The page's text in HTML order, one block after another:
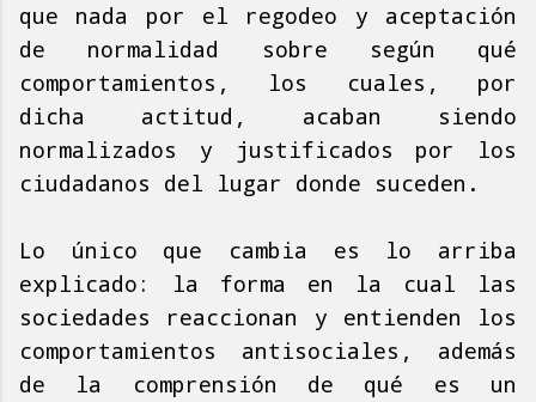
que nada por el regodeo y aceptación
de normalidad sobre según qué
comportamientos, los cuales, por
dicha actitud, acaban siendo
normalizados y justificados por los
ciudadanos del lugar donde suceden.
Lo único que cambia es lo arriba
explicado: la forma en la cual las
sociedades reaccionan y entienden los
comportamientos antisociales, además
de la comprensión de qué es un